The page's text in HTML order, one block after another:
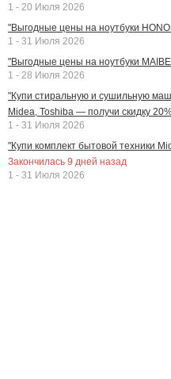
1 - 20 Июля 2026
"Выгодные цены на ноутбуки
1 - 31 Июля 2026
"Выгодные цены на ноутбуки
1 - 28 Июля 2026
"Купи стиральную и сушильную
Midea, Toshiba — получи скидку
1 - 31 Июля 2026
"Купи комплект бытовой техники
Закончилась 9 дней назад
1 - 31 Июля 2026